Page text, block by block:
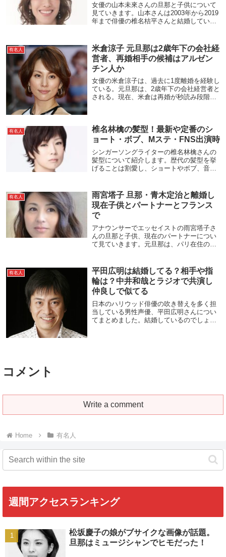
女優の山本未來さんの旦那と子供について
見ていきます。山本さんは2003年から2019
年まで俳優の椎名桔平さんと結婚していま
で、山本さんは俳優の福士蒼汰さんと、椎
名さ...
有名人
米倉涼子 元旦那は2歳年下の会社経
営者、再婚相手の候補はアルゼン
チン人か
女優の米倉涼子は、過去に1度離婚を経験し
ている。元旦那は、2歳年下の会社経営者と
される。現在、米倉は再婚が秒読み段階と
歳年...
有名人
椎名林檎の髪型！最新や定番のシ
ョート・ボブ、Mステ・FNS出演時
シンガーソングライターの椎名林檎さんの
髪型について紹介します。歴代の髪型を挙
げることは割愛し、ショートやボブ、音楽
アップしました。椎名林檎風の髪型になる
方法も見て...
有名人
雨宮塔子 旦那・青木定治と離婚し
現在子供とパートナーとフランス
で
アナウンサーでエッセイストの雨宮塔子さ
んの旦那と子供、現在のパートナーについ
て見ていきます。元旦那は、パリ在住のパ
ましたが、2015年に離婚してしまいまし
た。離婚...
有名人
平田広明は結婚してる？相手や指
輪は？中井和哉とラジオで共演し
仲良しで似てる
日本のハリウッド俳優の吹き替えを多く担
当している男性声優、平田広明さんについ
てまとめました。結婚しているのでしょう
コメント
Write a comment
Home 有名人
週間アクセスランキング
松坂慶子の娘がブサイクな画像が話題。
旦那はミュージシャンでヒモだった！